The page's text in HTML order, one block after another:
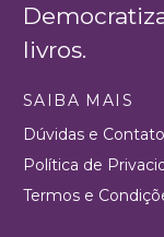
livros.
SAIBA MAIS
Dúvidas e Contato
Política de
Termos e